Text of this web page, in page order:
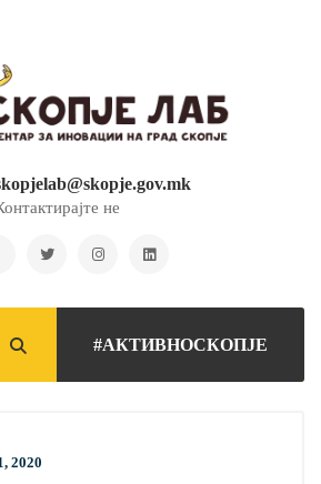
не
#АКТИВНОСКОПЈЕ
2020